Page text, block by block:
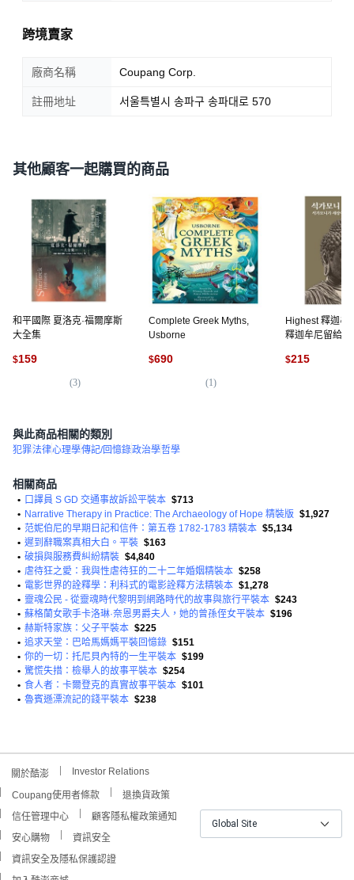
跨境賣家
廠商名稱 Coupang Corp.
註冊地址 서울특별시 송파구 송파대로 570
其他顧客一起購買的商品
和平國際 夏洛克·福爾摩斯
大全集
$159
(3)
Complete Greek Myths,
Usborne
$690
(1)
Highest 釋迦牟
釋迦牟尼留給世
$215
與此商品相關的類別
犯罪法律心理學傳記/回憶錄政治學哲學
相關商品
• 口譯員 S GD 交通事故訴訟平裝本 $713
• Narrative Therapy in Practice: The Archaeology of Hope 精裝版 $1,927
• 范妮伯尼的早期日記和信件：第五卷 1782-1783 精裝本 $5,134
• 遲到辭職案真相大白。平裝 $163
• 破損與服務費糾紛精裝 $4,840
• 虐待狂之愛：我與性虐待狂的二十二年婚姻精裝本 $258
• 電影世界的詮釋學：利科式的電影詮釋方法精裝本 $1,278
• 靈魂公民 - 從靈魂時代黎明到網路時代的故事與旅行平裝本 $243
• 蘇格蘭女歌手卡洛琳·奈恩男爵夫人，她的曾孫侄女平裝本 $196
• 赫斯特家族：父子平裝本 $225
• 追求天堂：巴哈馬媽媽平裝回憶錄 $151
• 你的一切：托尼貝內特的一生平裝本 $199
• 驚慌失措：檢舉人的故事平裝本 $254
• 食人者：卡爾登克的真實故事平裝本 $101
• 魯賓遜漂流記的錢平裝本 $238
關於酷澎 Investor Relations
Coupang使用者條款
退換貨政策
信任管理中心
顧客隱私權政策通知
安心購物
資訊安全
資訊安全及隱私保護認證
Global Site